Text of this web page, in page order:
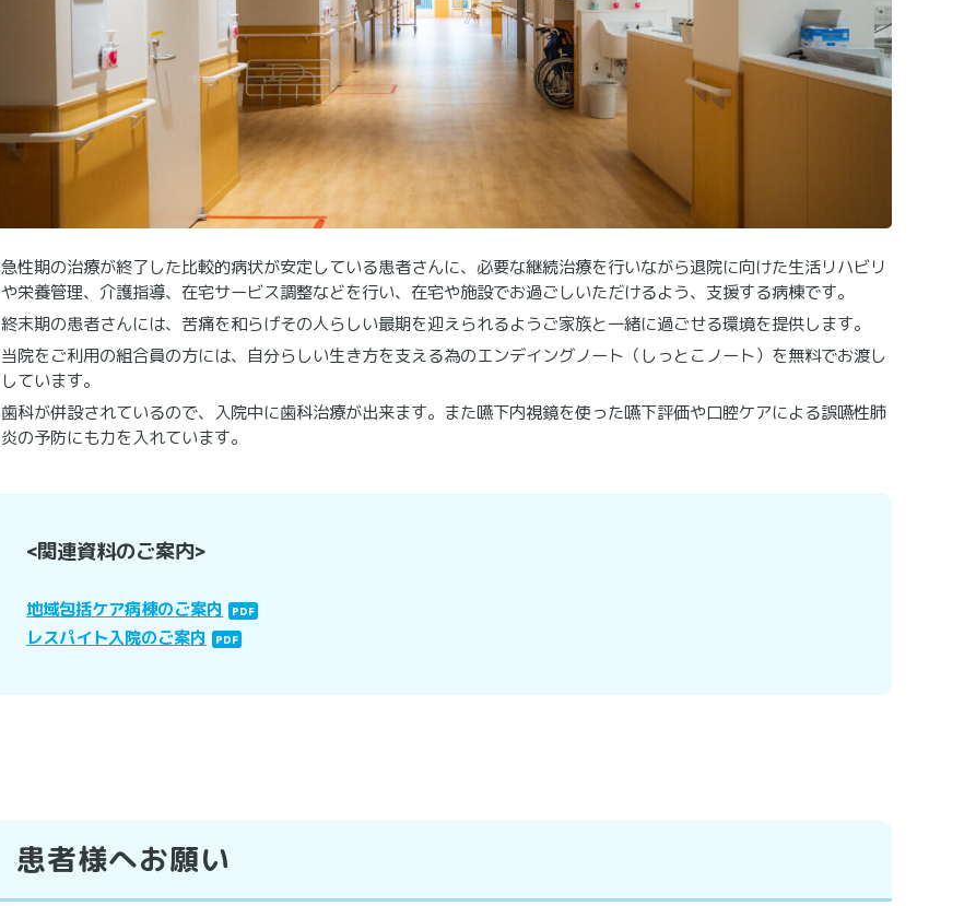
急性期の治療が終了した比較的病状が安定している患者さんに、必要な継続治療を行いながら退院に向けた生活リハビリ
や栄養管理、介護指導、在宅サービス調整などを行い、在宅や施設でお過ごしいただけるよう、支援する病棟です。
終末期の患者さんには、苦痛を和らげその人らしい最期を迎えられるようご家族と一緒に過ごせる環境を提供します。
当院をご利用の組合員の方には、自分らしい生き方を支える為のエンデイングノート（しっとこノート）を無料でお渡し
しています。
歯科が併設されているので、入院中に歯科治療が出来ます。また嚥下内視鏡を使った嚥下評価や口腔ケアによる誤嚥性肺
炎の予防にも力を入れています。
<関連資料のご案内>
地域包括ケア病棟のご案内
レスパイト入院のご案内
患者様へお願い